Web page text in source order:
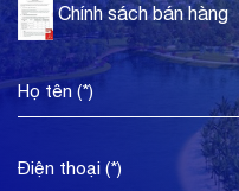
Chính sách bán hàng